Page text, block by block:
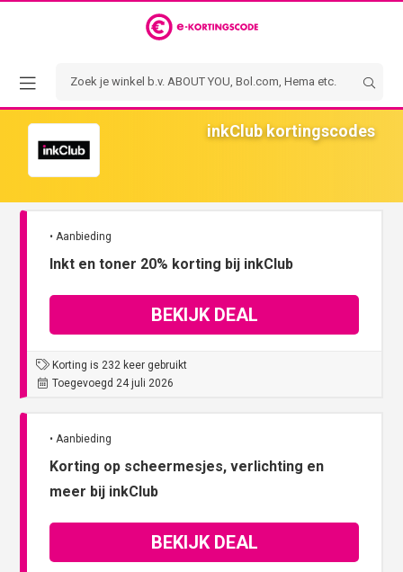
inkClub kortingscodes
• Aanbieding
Inkt en toner 20% korting bij inkClub
BEKIJK DEAL
Korting is 232 keer gebruikt
Toegevoegd 24 juli 2026
• Aanbieding
Korting op scheermesjes, verlichting en
meer bij inkClub
BEKIJK DEAL